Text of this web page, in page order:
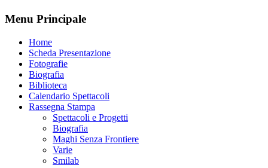
Menu Principale
Home
Scheda Presentazione
Fotografie
Biografia
Biblioteca
Calendario Spettacoli
Rassegna Stampa
Spettacoli e Progetti
Biografia
Maghi Senza Frontiere
Varie
Smilab